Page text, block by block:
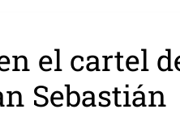
el cartel
Sebastián